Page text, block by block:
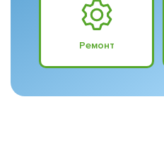
Ремонт